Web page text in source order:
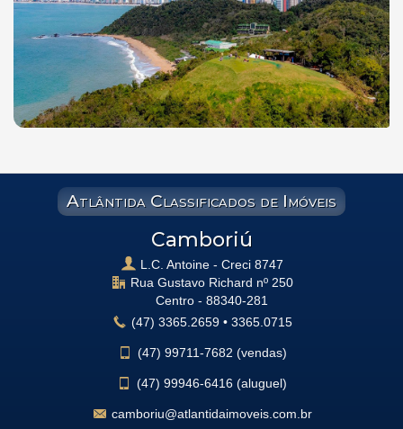
Atlântida Classificados de Imóveis
Camboriú
L.C. Antoine - Creci 8747
Rua Gustavo Richard nº 250
Centro - 88340-281
(47) 3365.2659 • 3365.0715
(47) 99711-7682 (vendas)
(47) 99946-6416 (aluguel)
camboriu@atlantidaimoveis.com.br